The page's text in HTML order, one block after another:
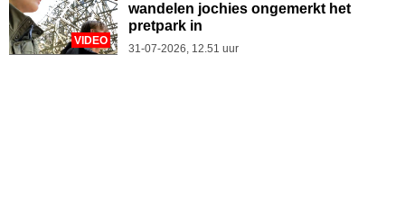
VIDEO
wandelen jochies ongemerkt het
pretpark in
31-07-2026, 12.51 uur